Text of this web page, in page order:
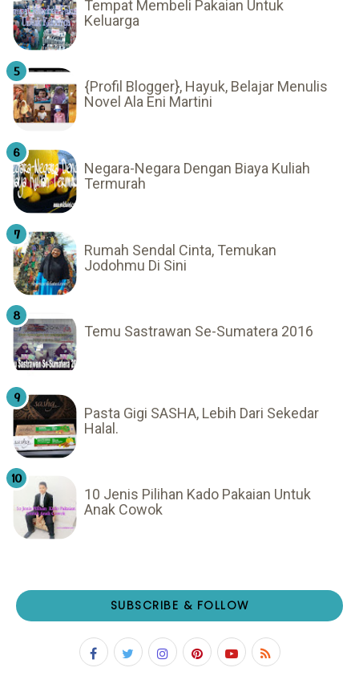
Tempat Membeli Pakaian Untuk
Keluarga
{Profil Blogger}, Hayuk, Belajar Menulis
Novel Ala Eni Martini
Negara-Negara Dengan Biaya Kuliah
Termurah
Rumah Sendal Cinta, Temukan
Jodohmu Di Sini
Temu Sastrawan Se-Sumatera 2016
Pasta Gigi SASHA, Lebih Dari Sekedar
Halal.
10 Jenis Pilihan Kado Pakaian Untuk
Anak Cowok
SUBSCRIBE & FOLLOW